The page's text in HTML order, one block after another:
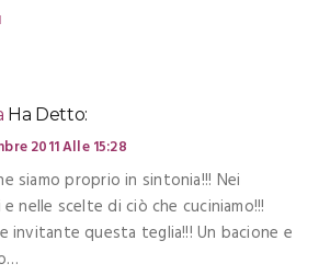
Ha Detto:
2011 Alle 15:28
siamo proprio in sintonia!!! Nei
nelle scelte di ciò che cuciniamo!!!
invitante questa teglia!!! Un bacione e